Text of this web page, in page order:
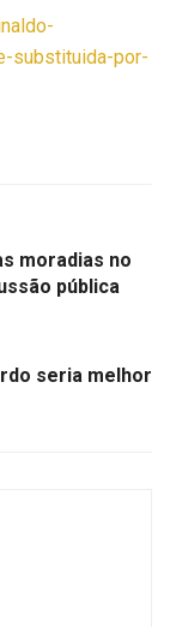
substituida-por-
moradias no
pública
seria melhor